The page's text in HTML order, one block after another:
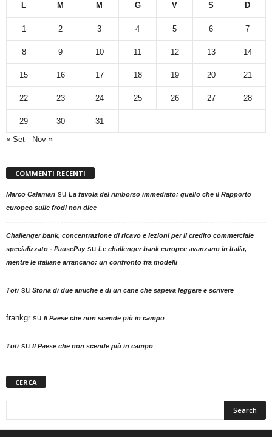
L M M G V S D
1 2 3 4 5 6 7
8 9 10 11 12 13 14
15 16 17 18 19 20 21
22 23 24 25 26 27 28
29 30
31
« Set
Nov »
COMMENTI RECENTI
Marco Calamarisu La favola del rimborso immediato: quello che il Rapporto
europeo sulle frodi non dice
Challenger bank, concentrazione di ricavo e lezioni per il credito commerciale
specializzato - PausePaysu Le challenger bank europee avanzano in Italia,
mentre le italiane arrancano: un confronto tra modelli
Totisu Storia di due amiche e di un cane che sapeva leggere e scrivere
frankgr su Il Paese che non scende più in campo
Totisu Il Paese che non scende più in campo
CERCA